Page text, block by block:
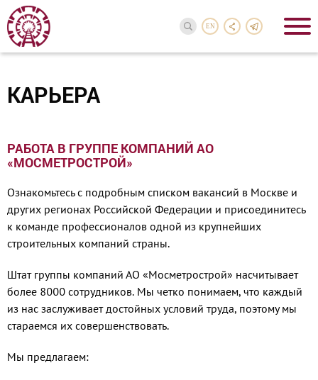
EN
КАРЬЕРА
РАБОТА В ГРУППЕ КОМПАНИЙ АО
«МОСМЕТРОСТРОЙ»
Ознакомьтесь с подробным списком вакансий в Москве и
других регионах Российской Федерации и присоединитесь
к команде профессионалов одной из крупнейших
строительных компаний страны.
Штат группы компаний АО «Мосметрострой» насчитывает
более 8000 сотрудников. Мы четко понимаем, что каждый
из нас заслуживает достойных условий труда, поэтому мы
стараемся их совершенствовать.
Мы предлагаем: